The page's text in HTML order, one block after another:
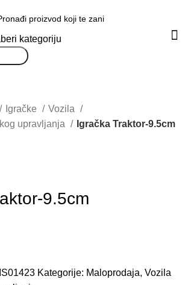
kategoriju
Igračke
Vozila
upravljanja
Igračka Traktor-9.5cm
9.5cm
Kategorije: Maloprodaja, Vozila